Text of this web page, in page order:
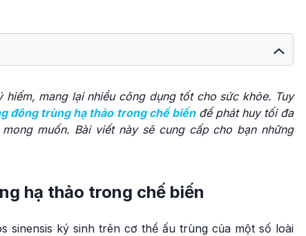
mang lại nhiều công dụng tốt cho sức khỏe. Tuy
đông trùng hạ thảo trong chế biếnđể phát huy tối đa
muốn. Bài viết này sẽ cung cấp cho bạn những
hạ thảo trong chế biến
sinensis ký sinh trên cơ thể ấu trùng của một số loài